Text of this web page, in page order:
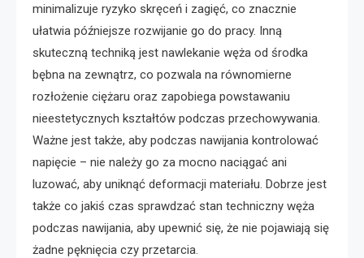
minimalizuje ryzyko skręceń i zagięć, co znacznie
ułatwia późniejsze rozwijanie go do pracy. Inną
skuteczną techniką jest nawlekanie węża od środka
bębna na zewnątrz, co pozwala na równomierne
rozłożenie ciężaru oraz zapobiega powstawaniu
nieestetycznych kształtów podczas przechowywania.
Ważne jest także, aby podczas nawijania kontrolować
napięcie – nie należy go za mocno naciągać ani
luzować, aby uniknąć deformacji materiału. Dobrze jest
także co jakiś czas sprawdzać stan techniczny węża
podczas nawijania, aby upewnić się, że nie pojawiają się
żadne pęknięcia czy przetarcia.